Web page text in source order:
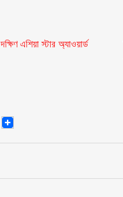
এশিয়া স্টার অ্যাওয়ার্ড
Email